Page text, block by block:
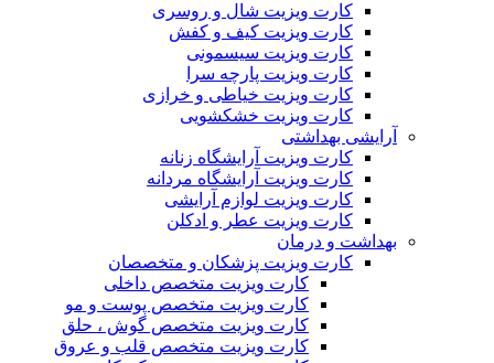
کارت ویزیت شال و روسری
کارت ویزیت کیف و کفش
کارت ویزیت سیسمونی
کارت ویزیت پارچه سرا
کارت ویزیت خیاطی و خرازی
کارت ویزیت خشکشویی
آرایشی بهداشتی
کارت ویزیت آرایشگاه زنانه
کارت ویزیت آرایشگاه مردانه
کارت ویزیت لوازم آرایشی
کارت ویزیت عطر و ادکلن
بهداشت و درمان
کارت ویزیت پزشکان و متخصصان
کارت ویزیت متخصص داخلی
کارت ویزیت متخصص پوست و مو
کارت ویزیت متخصص گوش ، حلق
کارت ویزیت متخصص قلب و عروق